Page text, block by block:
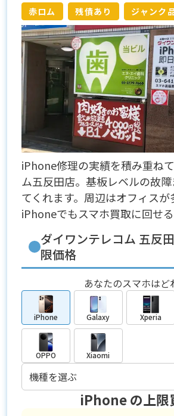
赤ロム 残債あり ジャンク
iPhone修理の実績を積み重ね
ム五反田店。基板レベルの故
てくれます。周辺はオフィス
iPhoneでもスマホ買取に回せ
ダイワンテレコム 五反
限価格
あなたのスマホはど
iPhone Galaxy Xperia
OPPO Xiaomi
iPhoneの上限